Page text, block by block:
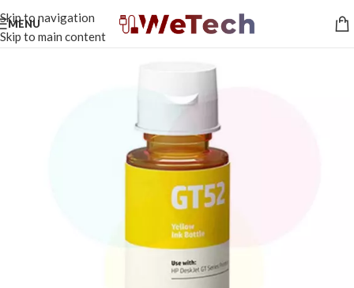
Skip to navigation
Skip to main content
MENU